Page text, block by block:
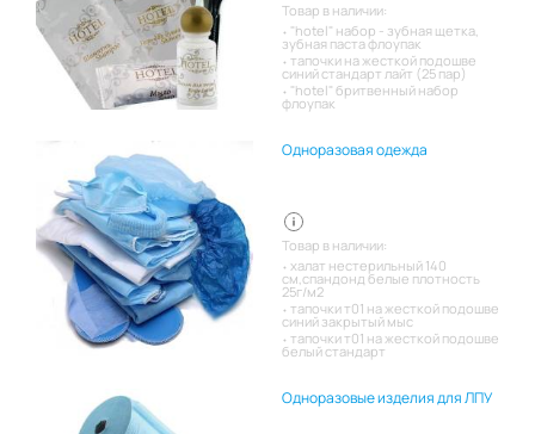
Товар в наличии:
"hotel" набор - зубная щетка,
зубная паста флоупак
тапочки на жесткой подошве
синий стандарт лайт (25 пар)
"hotel" бритвенный набор
флоупак
Одноразовая одежда
Товар в наличии:
халат нестерильный 140
см,спандонд белые плотность
25г/м2
тапочки т01 на жесткой подошве
синий закрытый мыс
тапочки т01 на жесткой подошве
белый стандарт
Одноразовые изделия для ЛПУ